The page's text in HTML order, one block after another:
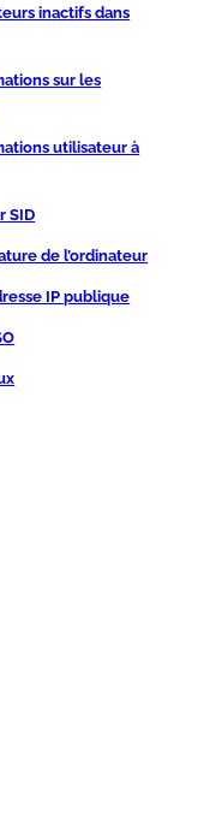
inactifs dans
sur les
utilisateur à
SID
de l’ordinateur
IP publique